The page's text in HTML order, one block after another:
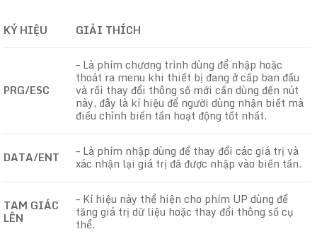
KÝ HIỆU GIẢI THÍCH
PRG/ESC
– Là phím chương trình dùng để nhập hoặc
thoát ra menu khi thiết bị đang ở cấp ban đầu
và rồi thay đổi thông số mới cần dùng đến nút
này, đây là kí hiệu để người dùng nhận biết mà
điều chỉnh biến tần hoạt động tốt nhất.
DATA/ENT – Là phím nhập dùng để thay đổi các giá trị và
xác nhận lại giá trị đã được nhập vào biến tần.
TAM GIÁC
LÊN
– Kí hiệu này thể hiện cho phím UP dùng để
tăng giá trị dữ liệu hoặc thay đổi thông số cụ
thể.